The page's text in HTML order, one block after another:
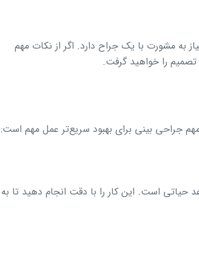
به مشورت با یک جراح دارد. اگر از نکات مهم
تصمیم را خواهید گرفت.
جراحی بینی برای بهبود سریع‌تر عمل مهم است:
حیاتی است. این کار را با دقت انجام دهید تا به